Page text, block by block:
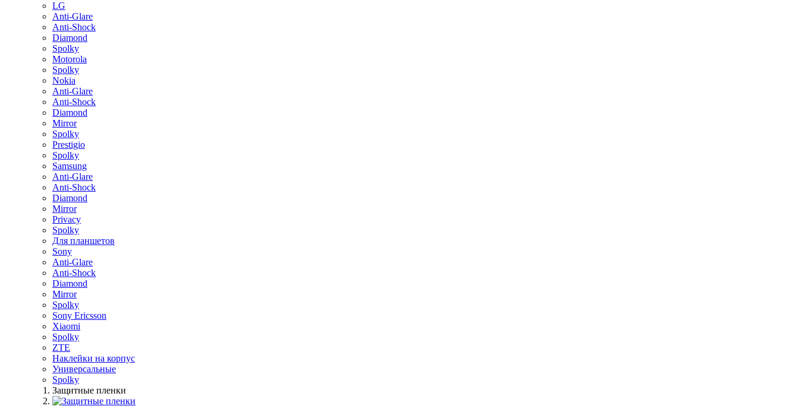
LG
Anti-Glare
Anti-Shock
Diamond
Spolky
Motorola
Spolky
Nokia
Anti-Glare
Anti-Shock
Diamond
Mirror
Spolky
Prestigio
Spolky
Samsung
Anti-Glare
Anti-Shock
Diamond
Mirror
Privacy
Spolky
Для планшетов
Sony
Anti-Glare
Anti-Shock
Diamond
Mirror
Spolky
Sony Ericsson
Xiaomi
Spolky
ZTE
Наклейки на корпус
Универсальные
Spolky
Защитные пленки